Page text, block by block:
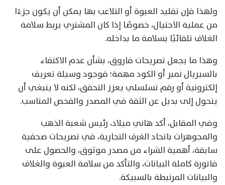
ولهذا فإن تقليد العبوة أو التلاعب بها يمكن أن يكون جزءًا
من عملية الاحتيال، خصوصًا إذا كان المشتري يربط سلامة
الغلاف تلقائيًا بسلامة ما بداخله.
وهذا ما يجعل تصريحات فاروق، بشأن عدم الاكتفاء
بالسيريال نمبر أو الكود مهمة؛ فوجود وسيلة تعريف
إلكترونية أو رقم تسلسلي يعزز التحقق، لكنه لا ينبغي أن
يتحول إلى بديل عن الثقة في المصدر والفحص المناسب.
وفي المقابل، أكد هاني ميلاد، رئيس شعبة الذهب
والمجوهرات باتحاد الغرف التجارية، في تصريحات صحفية
سابقة، أهمية الشراء من مصدر موثوق، والحصول على
فاتورة كاملة البيانات، والتأكد من سلامة العبوة والغلاف
والبيانات المرتبطة بالسبيكة.